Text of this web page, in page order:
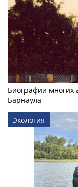
Биографии многих
Барнаула
Экология